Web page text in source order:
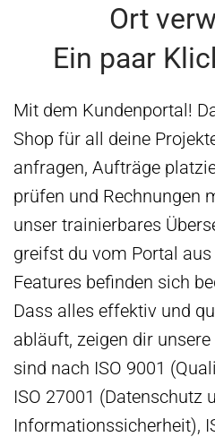
Ort
Ein paar
Mit dem Kundenportal!
Shop für all deine
anfragen, Aufträge
prüfen und Rechnungen
unser trainierbares
greifst du vom Portal
Features befinden sich
Dass alles effektiv und
abläuft, zeigen dir
sind nach ISO 9001
ISO 27001 (Datenschutz
Informationssicherheit),